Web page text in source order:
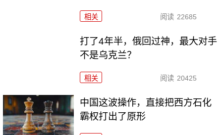
相关 阅读 22685
打了4年半，俄回过神，最大对手
不是乌克兰？
相关 阅读 20425
中国这波操作，直接把西方石化
霸权打出了原形